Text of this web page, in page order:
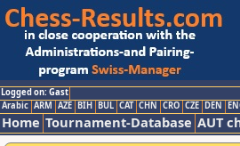
Logged on: Gast
Arabic ARM AZE BIH BUL CAT CHN CRO CZE DEN
Home Tournament-Database AUT